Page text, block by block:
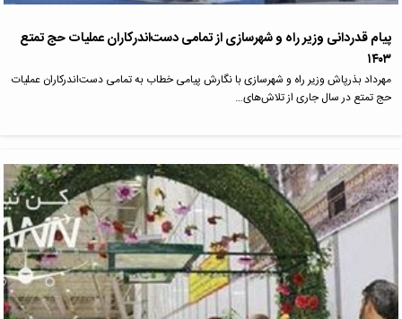
پیام قدردانی وزیر راه و شهرسازی از تمامی دست‌اندرکاران عملیات حج تمتع
۱۴۰۳
مهرداد بذرپاش وزیر راه و شهرسازی با نگارش پیامی خطاب به تمامی دست‌اندرکاران عملیات
حج تمتع در سال جاری از تلاش‌های…